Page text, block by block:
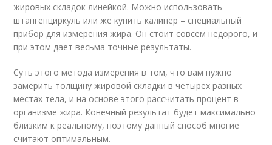
жировых складок линейкой. Можно использовать
штангенциркуль или же купить калипер – специальный
прибор для измерения жира. Он стоит совсем недорого, и
при этом дает весьма точные результаты.
Суть этого метода измерения в том, что вам нужно
замерить толщину жировой складки в четырех разных
местах тела, и на основе этого рассчитать процент в
организме жира. Конечный результат будет максимально
близким к реальному, поэтому данный способ многие
считают оптимальным.